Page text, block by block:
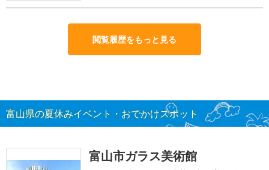
閲覧履歴をもっと見る
富山県の夏休みイベント・おでかけスポット
富山市ガラス美術館